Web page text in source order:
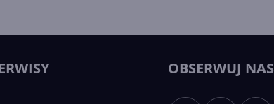
OBSERWUJ